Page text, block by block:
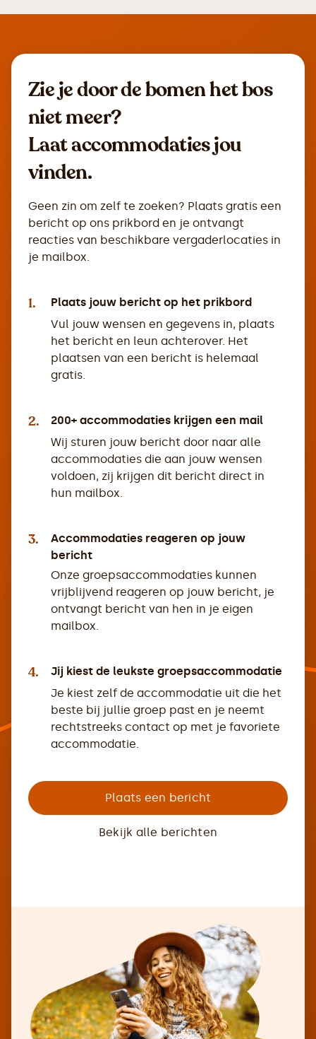
Zie je door de bomen het bos
niet meer?
Laat accommodaties jou
vinden.
Geen zin om zelf te zoeken? Plaats gratis een
bericht op ons prikbord en je ontvangt
reacties van beschikbare vergaderlocaties in
je mailbox.
1.
Plaats jouw bericht op het prikbord
Vul jouw wensen en gegevens in, plaats
het bericht en leun achterover. Het
plaatsen van een bericht is helemaal
gratis.
2.
200+ accommodaties krijgen een mail
Wij sturen jouw bericht door naar alle
accommodaties die aan jouw wensen
voldoen, zij krijgen dit bericht direct in
hun mailbox.
3.
Accommodaties reageren op jouw
bericht
Onze groepsaccommodaties kunnen
vrijblijvend reageren op jouw bericht, je
ontvangt bericht van hen in je eigen
mailbox.
4.
Jij kiest de leukste groepsaccommodatie
Je kiest zelf de accommodatie uit die het
beste bij jullie groep past en je neemt
rechtstreeks contact op met je favoriete
accommodatie.
Plaats een bericht
Bekijk alle berichten